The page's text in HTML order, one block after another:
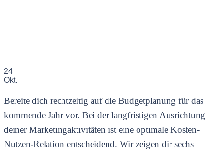
24
Okt.
Bereite dich rechtzeitig auf die Budgetplanung für das
kommende Jahr vor. Bei der langfristigen Ausrichtung
deiner Marketingaktivitäten ist eine optimale Kosten-
Nutzen-Relation entscheidend. Wir zeigen dir sechs